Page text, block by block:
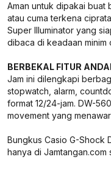
Aman untuk dipakai buat
atau cuma terkena
Super Illuminator yang
dibaca di keadaan minim
BERBEKAL FITUR
Jam ini dilengkapi
stopwatch, alarm,
format 12/24-jam. DW-
movement yang
Bungkus Casio G-Shock
hanya di Jamtangan.com